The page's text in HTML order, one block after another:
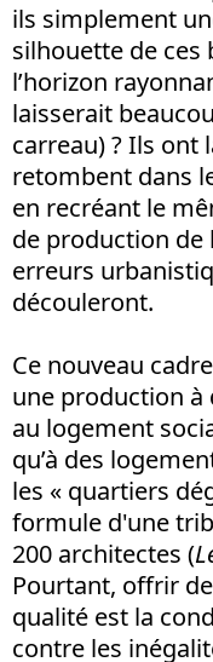
ils simplement
silhouette de
l’horizon
laisserait
carreau) ? Ils ont
retombent dans
en recréant le
de production de
erreurs
découleront.
Ce nouveau
une production à
au logement
qu’à des
les « quartiers
formule d'une
200 architectes (
Pourtant, offrir
qualité est la
contre les